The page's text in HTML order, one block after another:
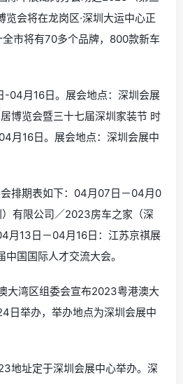
会将在龙岗区·深圳大运中心正
市将有70多个品牌，800款新车
04月16日。展会地点：深圳会展
博览会暨三十七届深圳家装节 时
月16日。展会地点：深圳会展中
排期表如下：04月07日－04月0
有限公司／2023房车之家（深
月13日－04月16日：江苏京祺展
国国际人才交流大会。
大湾区组委会宣布2023粤港澳大
日举办，举办地点为深圳会展中
地址定于深圳会展中心举办。深